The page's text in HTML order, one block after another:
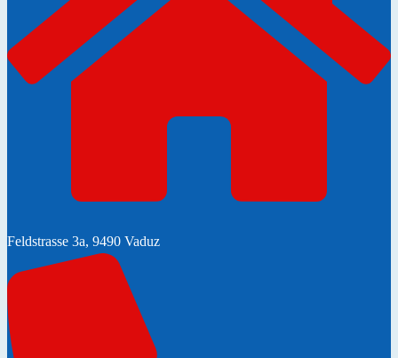
Feldstrasse 3a, 9490 Vaduz